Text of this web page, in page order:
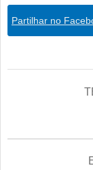
Partilhar no